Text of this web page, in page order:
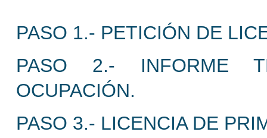
PASO 1.- PETICIÓN DE
PASO 2.- INFORME
OCUPACIÓN.
PASO 3.- LICENCIA DE